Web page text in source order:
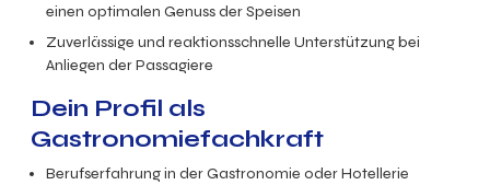
einen optimalen Genuss der Speisen
Zuverlässige und reaktionsschnelle Unterstützung bei
Anliegen der Passagiere
Dein Profil als
Gastronomiefachkraft
Berufserfahrung in der Gastronomie oder Hotellerie